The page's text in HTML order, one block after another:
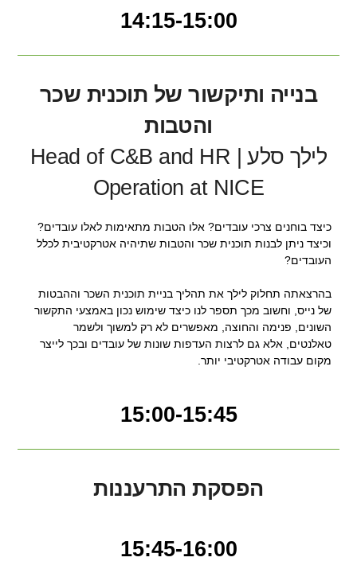
14:15-15:00
בנייה ותיקשור של תוכנית שכר
והטבות
לילך סלע | Head of C&B and HR
Operation at NICE
כיצד בוחנים צרכי עובדים? אלו הטבות מתאימות לאלו עובדים?
וכיצד ניתן לבנות תוכנית שכר והטבות שתיהיה אטרקטיבית לכלל
העובדים?
בהרצאתה תחלוק לילך את תהליך בניית תוכנית השכר וההבטות
של נייס, וחשוב מכך תספר לנו כיצד שימוש נכון באמצעי התקשור
השונים, פנימה והחוצה, מאפשרים לא רק למשוך ולשמר
טאלנטים, אלא גם לרצות העדפות שונות של עובדים ובכך לייצר
מקום עבודה אטרקטיבי יותר.
15:00-15:45
הפסקת התרעננות
15:45-16:00